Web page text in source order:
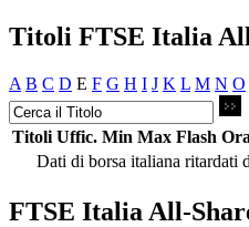
Titoli FTSE Italia
A B C D E F G H I J K L M N O
Titoli Uffic. Min Max Flash
Dati di borsa italiana ritardati
FTSE Italia All-